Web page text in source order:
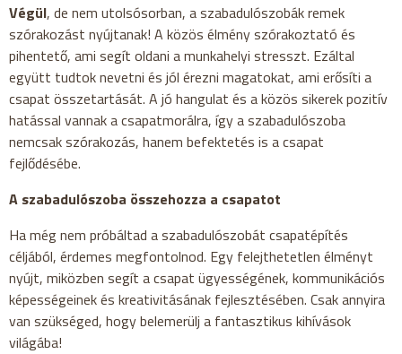
Végül, de nem utolsósorban, a szabadulószobák remek
szórakozást nyújtanak! A közös élmény szórakoztató és
pihentető, ami segít oldani a munkahelyi stresszt. Ezáltal
együtt tudtok nevetni és jól érezni magatokat, ami erősíti a
csapat összetartását. A jó hangulat és a közös sikerek pozitív
hatással vannak a csapatmorálra, így a szabadulószoba
nemcsak szórakozás, hanem befektetés is a csapat
fejlődésébe.
A szabadulószoba összehozza a csapatot
Ha még nem próbáltad a szabadulószobát csapatépítés
céljából, érdemes megfontolnod. Egy felejthetetlen élményt
nyújt, miközben segít a csapat ügyességének, kommunikációs
képességeinek és kreativitásának fejlesztésében. Csak annyira
van szükséged, hogy belemerülj a fantasztikus kihívások
világába!